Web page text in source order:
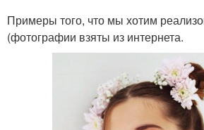
Примеры того, что мы хотим
(фотографии взяты из интернета.